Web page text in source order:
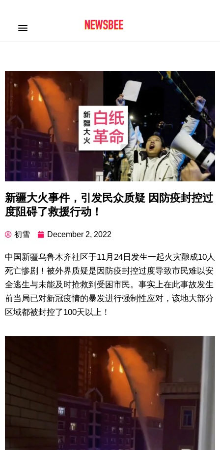
新疆大火事件，引发民众质疑 因防疫封控过
度阻碍了救援行动！
初雪 December 2, 2022
中国新疆乌鲁木齐社区于11月24日发生一起火灾酿成10人
死亡惨剧！被外界质疑是因防疫封控过度导致市民难以安
全逃生与未能及时抢救到受困市民。事实上在此事故发生
前当局已对新冠疫情的暴发进行强制性应对，该地大部分
区域都被封控了100天以上！